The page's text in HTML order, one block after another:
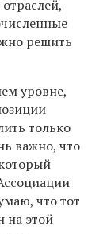
решить
уровне,
только
важно, что
что тот
на этой